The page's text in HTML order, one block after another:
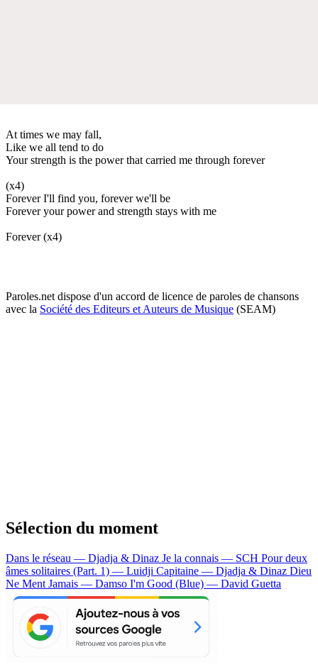
At times we may fall,
Like we all tend to do
Your strength is the power that carried me through forever
(x4)
Forever I'll find you, forever we'll be
Forever your power and strength stays with me
Forever (x4)
Paroles.net dispose d'un accord de licence de paroles de chansons
avec la Société des Editeurs et Auteurs de Musique (SEAM)
Sélection du moment
Dans le réseau — Djadja & Dinaz Je la connais — SCH Pour deux
âmes solitaires (Part. 1) — Luidji Capitaine — Djadja & Dinaz Dieu
Ne Ment Jamais — Damso I'm Good (Blue) — David Guetta